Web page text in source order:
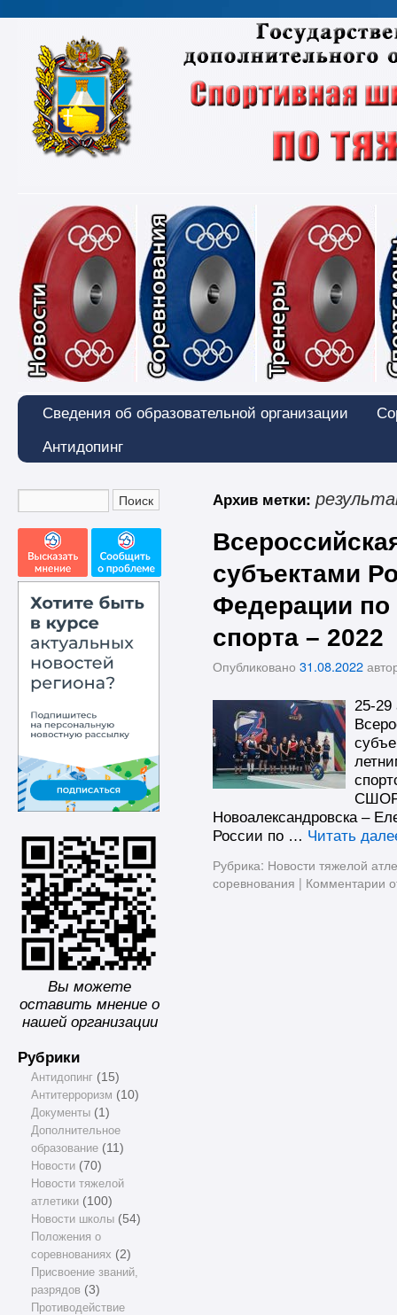
Новости Соревнования
Сведения об образовательной организации
Антидопинг
Вы можете
оставить мнение о
нашей организации
Рубрики
Антидопинг(15)
Антитерроризм (10)
Документы(1)
Дополнительное
образование(11)
Новости(70)
Новости тяжелой
атлетики(100)
Новости школы(54)
Положения о
соревнованиях (2)
Присвоение званий,
разрядов (3)
Противодействие
Архив метки:
субъектами
Федерации
спорта – 2022
Опубликовано 31.08.2022
25-29
СШОР
Новоалександровска –
России по … Читать
Рубрика: Новости тяжелой
соревнования | Комментарии